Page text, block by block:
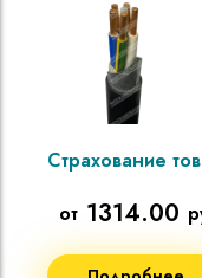
Страхование
от 1314.00